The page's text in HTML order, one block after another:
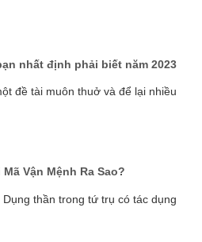
nhất định phải biết năm 2023
đề tài muôn thuở và để lại nhiều
Vận Mệnh Ra Sao?
thần trong tứ trụ có tác dụng